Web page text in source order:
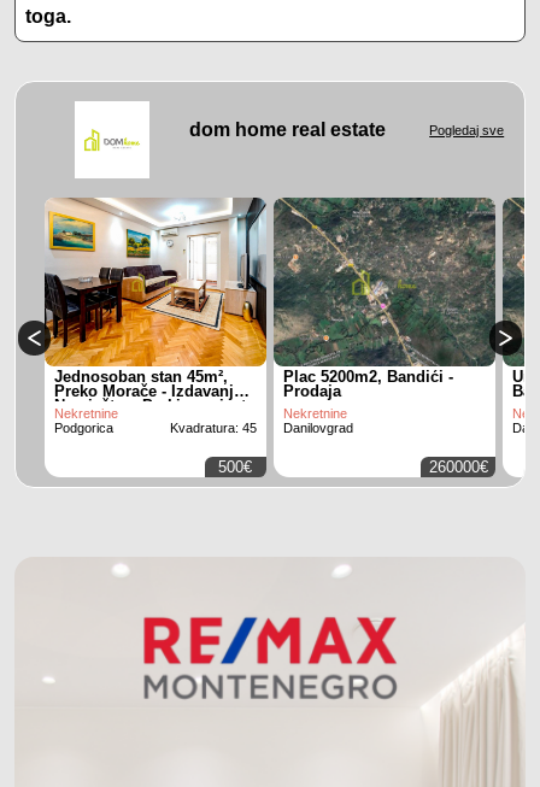
toga.
dom home real estate Pogledaj sve
Jednosoban stan 45m²,
Preko Morače - Izdavanje,
Namješten, Parking mjesto
Nekretnine
Podgorica
Kvadratura: 45
500€
Plac 5200m2, Bandići -
Prodaja
Nekretnine
Danilovgrad
260000€